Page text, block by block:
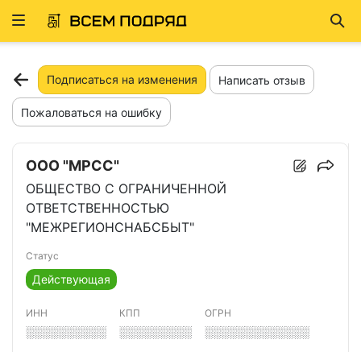
Развернуть
Подписаться на изменения Написать отзыв
Пожаловаться на ошибку
ООО "МРСС"
ОБЩЕСТВО С ОГРАНИЧЕННОЙ
ОТВЕТСТВЕННОСТЬЮ
"МЕЖРЕГИОНСНАБСБЫТ"
Статус
Действующая
ИНН
░░░░░░░░░░
КПП
░░░░░░░░░
ОГРН
░░░░░░░░░░░░░